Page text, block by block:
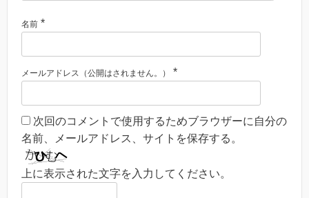
名前 *
メールアドレス（公開はされません。） *
次回のコメントで使用するためブラウザーに自分の
名前、メールアドレス、サイトを保存する。
上に表示された文字を入力してください。